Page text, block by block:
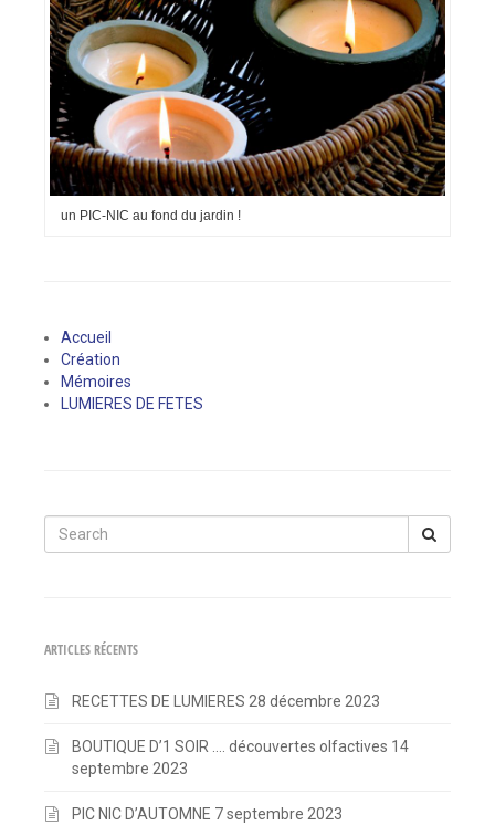
un PIC-NIC au fond du jardin !
Accueil
Création
Mémoires
LUMIERES DE FETES
Search
ARTICLES RÉCENTS
RECETTES DE LUMIERES 28 décembre 2023
BOUTIQUE D’1 SOIR …. découvertes olfactives 14
septembre 2023
PIC NIC D’AUTOMNE 7 septembre 2023